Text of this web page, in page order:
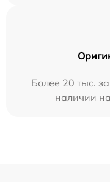
Более 20 тыс.
наличии